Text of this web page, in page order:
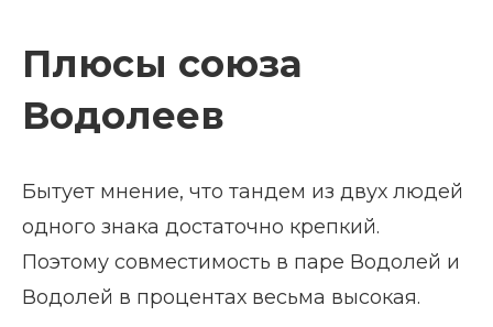
Плюсы союза
Водолеев
Бытует мнение, что тандем из двух людей
одного знака достаточно крепкий.
Поэтому совместимость в паре Водолей и
Водолей в процентах весьма высокая.